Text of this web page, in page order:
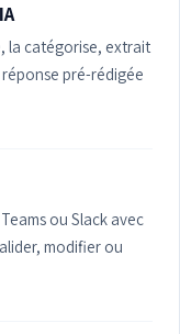
la catégorise, extrait
pré-rédigée
ou Slack avec
modifier ou